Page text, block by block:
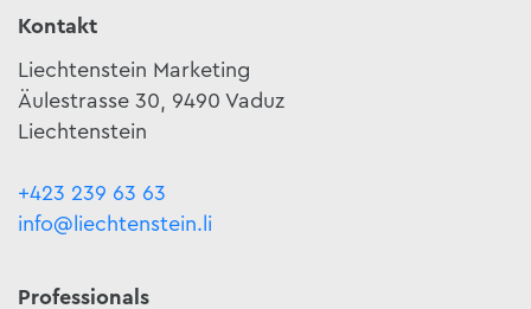
Kontakt
Liechtenstein Marketing
Äulestrasse 30, 9490 Vaduz
Liechtenstein
+423 239 63 63
info@liechtenstein.li
Professionals